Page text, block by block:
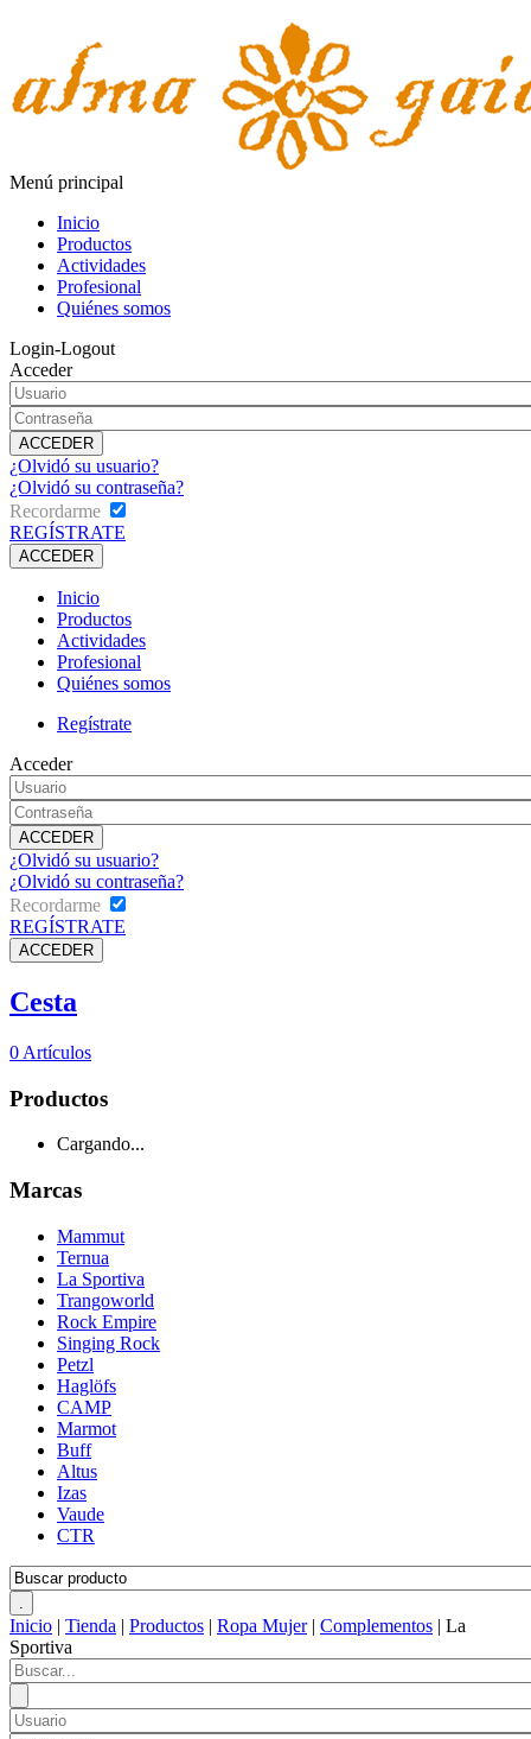
Menú principal
Inicio
Productos
Actividades
Profesional
Quiénes somos
Login-Logout
Acceder
¿Olvidó su usuario?
¿Olvidó su contraseña?
Recordarme
REGÍSTRATE
Inicio
Productos
Actividades
Profesional
Quiénes somos
Regístrate
Acceder
¿Olvidó su usuario?
¿Olvidó su contraseña?
Recordarme
REGÍSTRATE
Cesta
0 Artículos
Productos
Cargando...
Marcas
Mammut
Ternua
La Sportiva
Trangoworld
Rock Empire
Singing Rock
Petzl
Haglöfs
CAMP
Marmot
Buff
Altus
Izas
Vaude
CTR
Inicio | Tienda | Productos | Ropa Mujer| Complementos | La
Sportiva